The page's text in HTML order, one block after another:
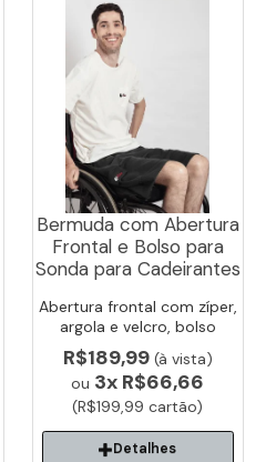
Bermuda com Abertura
Frontal e Bolso para
Sonda para Cadeirantes
Abertura frontal com zíper,
argola e velcro, bolso
interno para sonda. Ideal
para cadeirantes.
R$189,99(à vista)
ou 3x R$66,66
(R$199,99 cartão)